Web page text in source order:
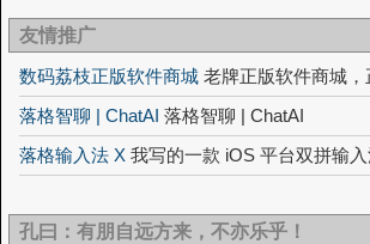
友情推广
数码荔枝正版软件商城 老牌正版软件商城，
落格智聊 | ChatAI 落格智聊 | ChatAI
落格输入法 X 我写的一款 iOS 平台双拼输
孔曰：有朋自远方来，不亦乐乎！